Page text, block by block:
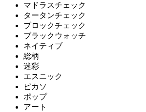
マドラスチェック
タータンチェック
ブロックチェック
ブラックウォッチ
ネイティブ
総柄
迷彩
エスニック
ピカソ
ポップ
アート